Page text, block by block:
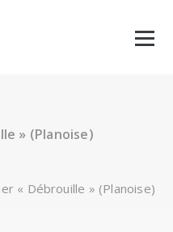
» (Planoise)
« Débrouille » (Planoise)